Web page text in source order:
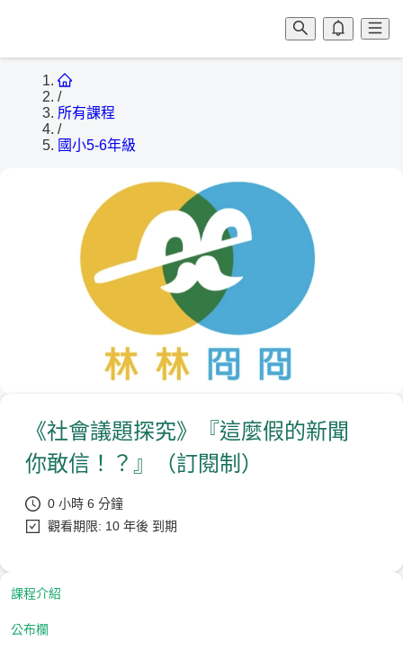
/
所有課程
/
國小5-6年級
課程介紹
公布欄
《社會議題探究》『這麼假的新聞
你敢信！？』（訂閱制）
0 小時 6 分鐘
觀看期限: 10 年後 到期